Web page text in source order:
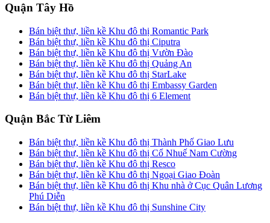
Quận Tây Hồ
Bán biệt thự, liền kề Khu đô thị Romantic Park
Bán biệt thự, liền kề Khu đô thị Ciputra
Bán biệt thự, liền kề Khu đô thị Vườn Đào
Bán biệt thự, liền kề Khu đô thị Quảng An
Bán biệt thự, liền kề Khu đô thị StarLake
Bán biệt thự, liền kề Khu đô thị Embassy Garden
Bán biệt thự, liền kề Khu đô thị 6 Element
Quận Bắc Từ Liêm
Bán biệt thự, liền kề Khu đô thị Thành Phố Giao Lưu
Bán biệt thự, liền kề Khu đô thị Cổ Nhuế Nam Cường
Bán biệt thự, liền kề Khu đô thị Resco
Bán biệt thự, liền kề Khu đô thị Ngoại Giao Đoàn
Bán biệt thự, liền kề Khu đô thị Khu nhà ở Cục Quân Lương
Phú Diễn
Bán biệt thự, liền kề Khu đô thị Sunshine City